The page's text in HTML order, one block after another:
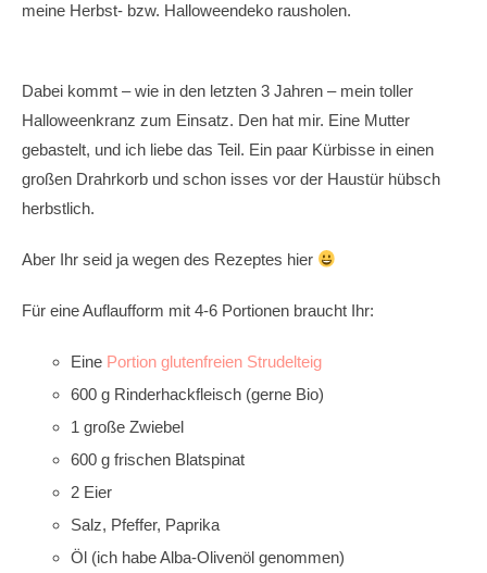
meine Herbst- bzw. Halloweendeko rausholen.
Dabei kommt – wie in den letzten 3 Jahren – mein toller
Halloweenkranz zum Einsatz. Den hat mir. Eine Mutter
gebastelt, und ich liebe das Teil. Ein paar Kürbisse in einen
großen Drahrkorb und schon isses vor der Haustür hübsch
herbstlich.
Aber Ihr seid ja wegen des Rezeptes hier
Für eine Auflaufform mit 4-6 Portionen braucht Ihr:
Eine Portion glutenfreien Strudelteig
600 g Rinderhackfleisch (gerne Bio)
1 große Zwiebel
600 g frischen Blatspinat
2 Eier
Salz, Pfeffer, Paprika
Öl (ich habe Alba-Olivenöl genommen)